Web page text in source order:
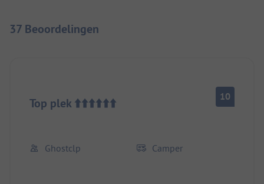
37 Beoordelingen
Top plek ⬆️⬆️⬆️⬆️⬆️⬆️ 10
Ghostclp Camper